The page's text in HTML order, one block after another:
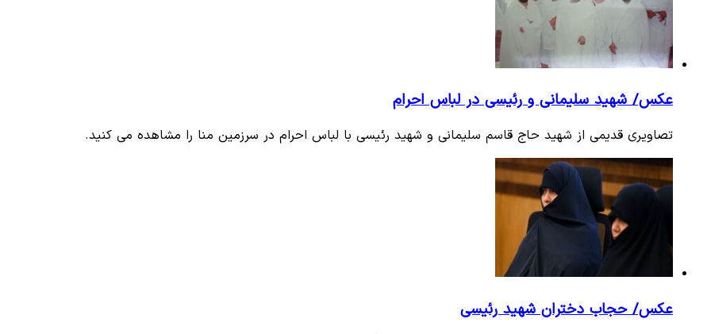
عکس/ شهید سلیمانی و رئیسی در لباس احرام
تصاویری قدیمی از شهید حاج قاسم سلیمانی و شهید رئیسی با لباس احرام در سرزمین منا را مشاهده می کنید.
عکس/ حجاب دختران شهید رئیسی